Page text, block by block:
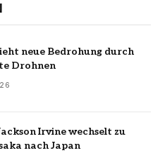
neue Bedrohung durch
Drohnen
Irvine wechselt zu
nach Japan